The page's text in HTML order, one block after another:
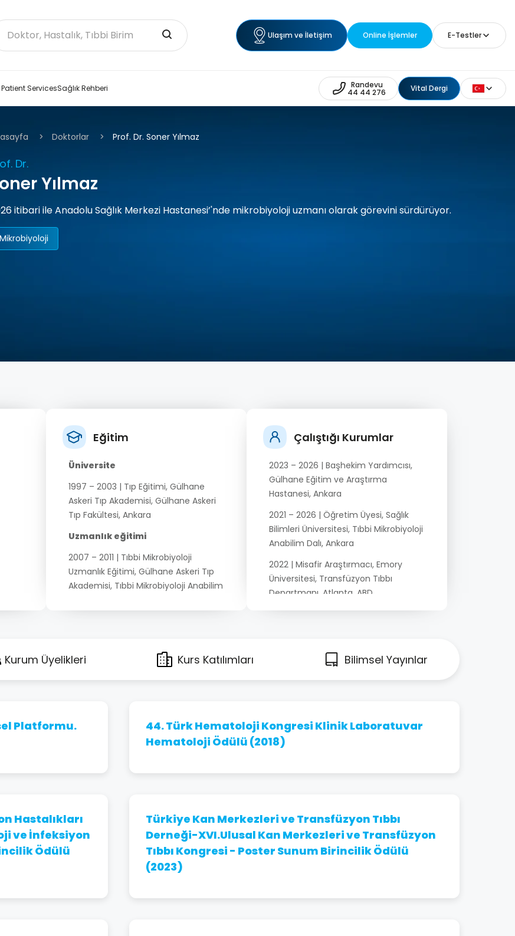
Ulaşım ve İletişim Online İşlemler E-Testler
ServicesSağlık Rehberi Randevu
44 44 276 Vital Dergi
Doktorlar Prof. Dr. Soner Yılmaz
Dr.
Yılmaz
itibari ile Anadolu Sağlık Merkezi Hastanesi’'nde mikrobiyoloji uzmanı olarak görevini sürdürüyor.
Mikrobiyoloji
Eğitim
Üniversite
1997 – 2003 | Tıp Eğitimi, Gülhane
Askeri Tıp Akademisi, Gülhane Askeri
Tıp Fakültesi, Ankara
Uzmanlık eğitimi
2007 – 2011 | Tıbbi Mikrobiyoloji
Uzmanlık Eğitimi, Gülhane Askeri Tıp
Akademisi, Tıbbi Mikrobiyoloji Anabilim
Transfüzyon Tıbbı, Sağlık Bilimleri
Üniversitesi, Gülhane Sağlık Bilimleri
2017 – 2021 | Doktora, Kan Bankacılığı ve
Transfüzyon Tıbbı, Sağlık Bilimleri
2018 | Doçentlik, Sağlık Bilimleri
Üniversitesi, Gülhane Tıp Fakültesi, Tıbbi
Mikrobiyoloji Anabilim Dalı, Ankara
Üniversitesi, Gülhane Tıp Fakültesi, Tıbbi
Çalıştığı Kurumlar
2023 – 2026 | Başhekim Yardımcısı,
Gülhane Eğitim ve Araştırma
Hastanesi, Ankara
2021 – 2026 | Öğretim Üyesi, Sağlık
Bilimleri Üniversitesi, Tıbbi Mikrobiyoloji
Anabilim Dalı, Ankara
2022 | Misafir Araştırmacı, Emory
Üniversitesi, Transfüzyon Tıbbı
Departmanı, Atlanta, ABD
2019 – 2023 | Müdür, Gülhane Bölge Kan
2011 – 2019 | Laboratuvar Birim
Sorumlusu, Gülhane Eğitim ve
Araştırma Hastanesi, Bölge Kan
Uzmanlık Eğitimi, GATA Tıbbi
Mikrobiyoloji Anabilim Dalı, Ankara
Füze Okul Komutanlığı, Polatlı, Ankara
Alayı, 3. Hudut Taburu, Başkale, Van
Kurum Üyelikleri Kurs Katılımları Bilimsel Yayınlar
Platformu.
44. Türk Hematoloji Kongresi Klinik Laboratuvar
Hematoloji Ödülü (2018)
Hastalıkları
ve İnfeksiyon
Ödülü
Türkiye Kan Merkezleri ve Transfüzyon Tıbbı
Derneği-XVI.Ulusal Kan Merkezleri ve Transfüzyon
Tıbbı Kongresi - Poster Sunum Birincilik Ödülü
(2023)